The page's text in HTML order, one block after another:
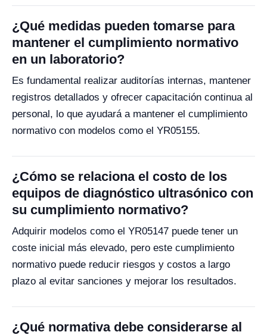
¿Qué medidas pueden tomarse para
mantener el cumplimiento normativo
en un laboratorio?
Es fundamental realizar auditorías internas, mantener
registros detallados y ofrecer capacitación continua al
personal, lo que ayudará a mantener el cumplimiento
normativo con modelos como el YR05155.
¿Cómo se relaciona el costo de los
equipos de diagnóstico ultrasónico con
su cumplimiento normativo?
Adquirir modelos como el YR05147 puede tener un
coste inicial más elevado, pero este cumplimiento
normativo puede reducir riesgos y costos a largo
plazo al evitar sanciones y mejorar los resultados.
¿Qué normativa debe considerarse al